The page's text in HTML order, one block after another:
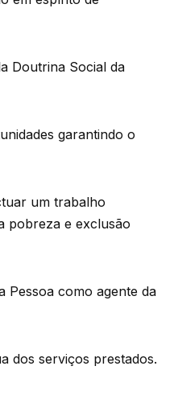
Doutrina Social da
garantindo o
um trabalho
pobreza e exclusão
Pessoa como agente da
dos serviços prestados.